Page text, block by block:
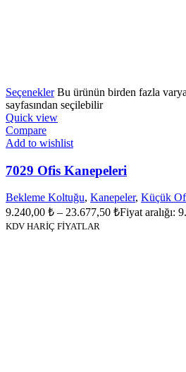
Seçenekler Bu ürünün birden fazla
sayfasından seçilebilir
Quick view
Compare
Add to wishlist
7029 Ofis Kanepeleri
Bekleme Koltuğu, Kanepeler, Küçük
9.240,00 ₺ – 23.677,50 ₺Fiyat aralığı:
KDV HARİÇ FİYATLAR